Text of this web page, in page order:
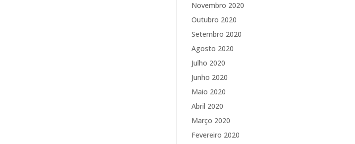
Novembro 2020
Outubro 2020
Setembro 2020
Agosto 2020
Julho 2020
Junho 2020
Maio 2020
Abril 2020
Março 2020
Fevereiro 2020